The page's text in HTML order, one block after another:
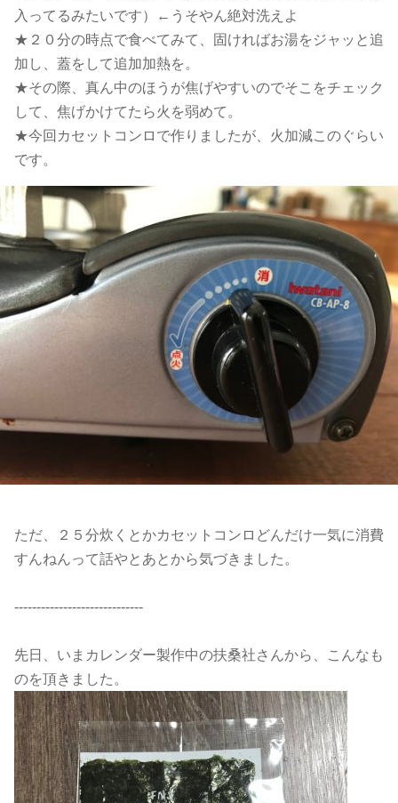
入ってるみたいです）←うそやん絶対洗えよ
★２０分の時点で食べてみて、固ければお湯をジャッと追
加し、蓋をして追加加熱を。
★その際、真ん中のほうが焦げやすいのでそこをチェック
して、焦げかけてたら火を弱めて。
★今回カセットコンロで作りましたが、火加減このぐらい
です。
ただ、２５分炊くとかカセットコンロどんだけ一気に消費
すんねんって話やとあとから気づきました。
-----------------------------
先日、いまカレンダー製作中の扶桑社さんから、こんなも
のを頂きました。